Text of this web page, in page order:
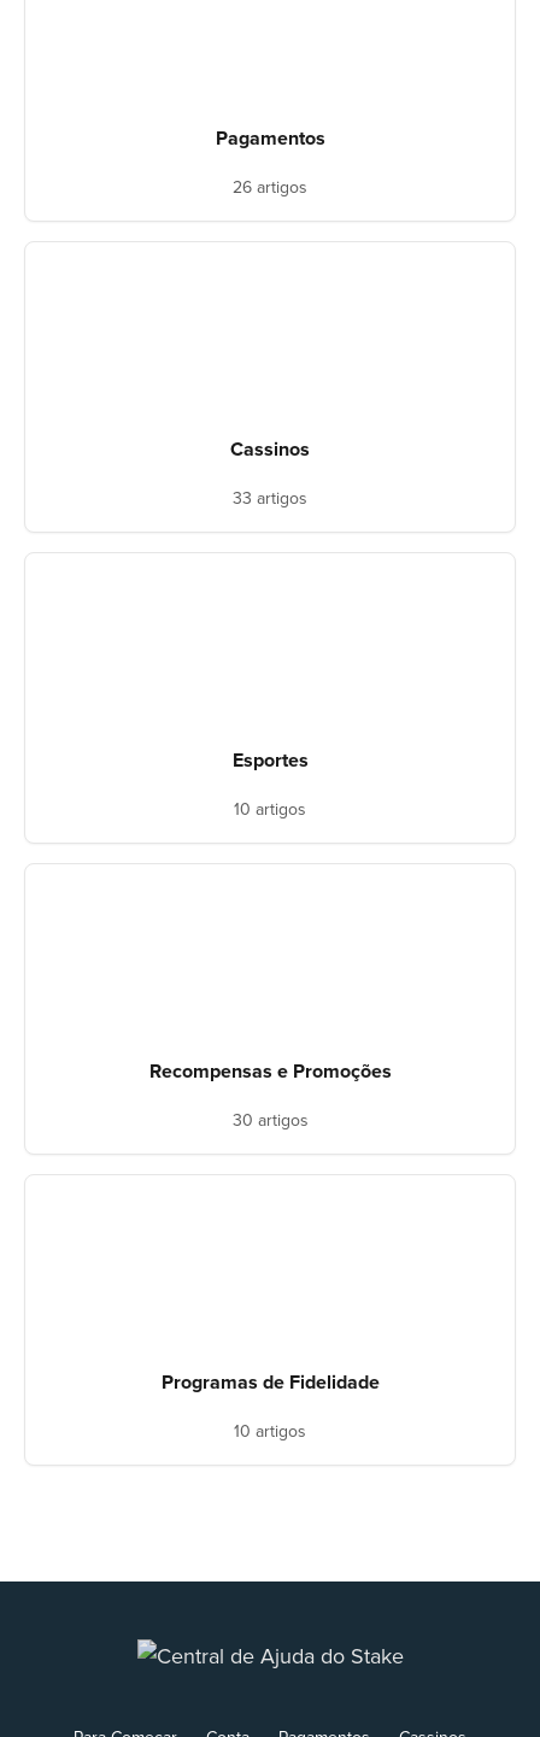
Pagamentos
26 artigos
Cassinos
33 artigos
Esportes
10 artigos
Recompensas e Promoções
30 artigos
Programas de Fidelidade
10 artigos